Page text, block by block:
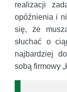
realizacji
opóźnienia i
się, że
słuchać o
najbardziej
sobą firmowy